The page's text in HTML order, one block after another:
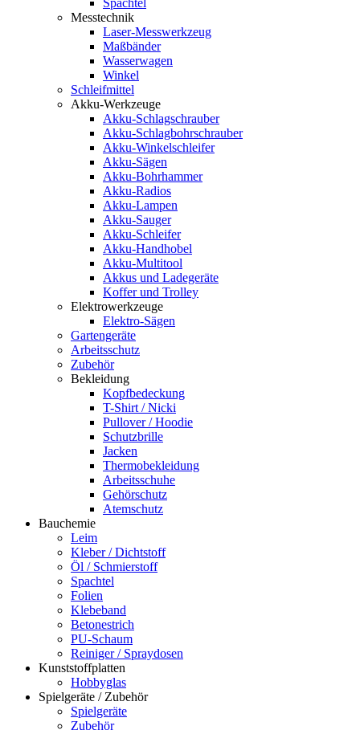
Spachtel
Messtechnik
Laser-Messwerkzeug
Maßbänder
Wasserwagen
Winkel
Schleifmittel
Akku-Werkzeuge
Akku-Schlagschrauber
Akku-Schlagbohrschrauber
Akku-Winkelschleifer
Akku-Sägen
Akku-Bohrhammer
Akku-Radios
Akku-Lampen
Akku-Sauger
Akku-Schleifer
Akku-Handhobel
Akku-Multitool
Akkus und Ladegeräte
Koffer und Trolley
Elektrowerkzeuge
Elektro-Sägen
Gartengeräte
Arbeitsschutz
Zubehör
Bekleidung
Kopfbedeckung
T-Shirt / Nicki
Pullover / Hoodie
Schutzbrille
Jacken
Thermobekleidung
Arbeitsschuhe
Gehörschutz
Atemschutz
Bauchemie
Leim
Kleber / Dichtstoff
Öl / Schmierstoff
Spachtel
Folien
Klebeband
Betonestrich
PU-Schaum
Reiniger / Spraydosen
Kunststoffplatten
Hobbyglas
Spielgeräte / Zubehör
Spielgeräte
Zubehör